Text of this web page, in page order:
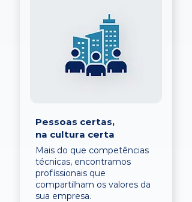
Pessoas certas,
na cultura certa
Mais do que competências
técnicas, encontramos
profissionais que
compartilham os valores da
sua empresa.